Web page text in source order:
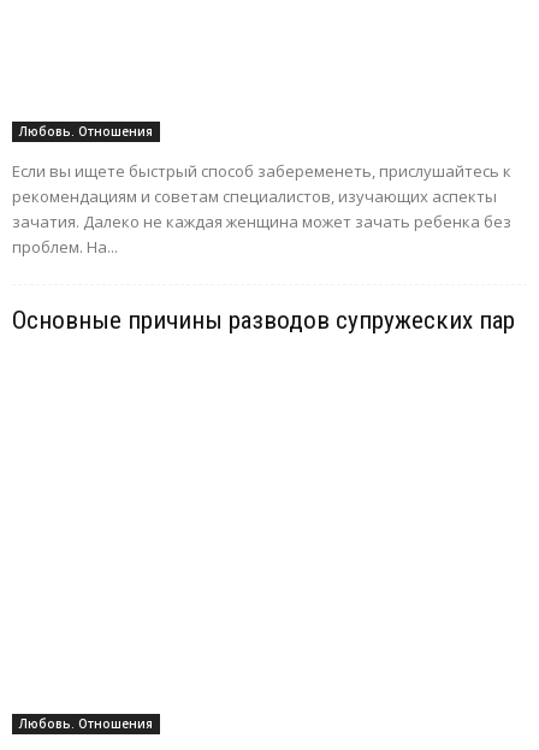
Любовь. Отношения
Если вы ищете быстрый способ забеременеть, прислушайтесь к
рекомендациям и советам специалистов, изучающих аспекты
зачатия. Далеко не каждая женщина может зачать ребенка без
проблем. На...
Основные причины разводов супружеских пар
Любовь. Отношения